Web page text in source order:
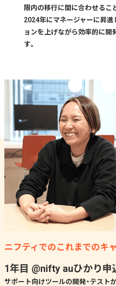
限内の移行に間に合わせるこ
2024年にマネージャーに昇進
ョンを上げながら効率的に開
す。
ニフティでのこれまでのキ
1年目 @nifty auひかり申
サポート向けツールの開発・テスト